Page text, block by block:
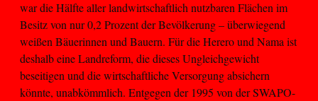
war die Hälfte aller landwirtschaftlich nutzbaren Flächen im
Besitz von nur 0,2 Prozent der Bevölkerung – überwiegend
weißen Bäuerinnen und Bauern. Für die Herero und Nama ist
deshalb eine Landreform, die dieses Ungleichgewicht
beseitigen und die wirtschaftliche Versorgung absichern
könnte, unabkömmlich. Entgegen der 1995 von der SWAPO-